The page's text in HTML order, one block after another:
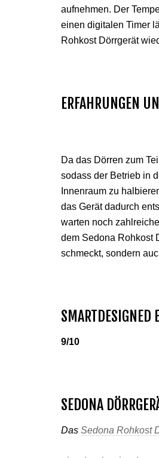
aufnehmen. Der
einen digitalen Timer
Rohkost Dörrgerät
ERFAHRUNGEN
Da das Dörren zum
sodass der Betrieb in
Innenraum zu
das Gerät dadurch
warten noch
dem Sedona Rohkost
schmeckt, sondern
SMARTDESIGNED
9/10
SEDONA
Das Sedona Rohkost